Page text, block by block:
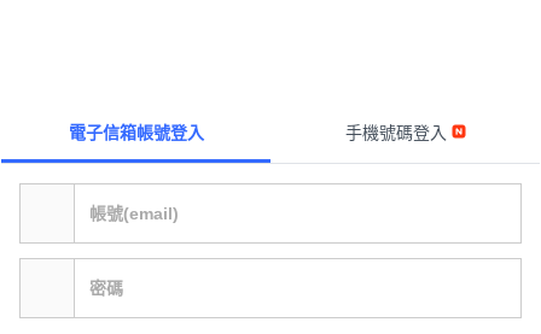
電子信箱帳號登入 手機號碼登入